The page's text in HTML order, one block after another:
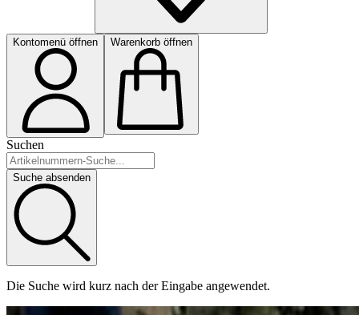
Kontomenü öffnen Warenkorb öffnen
Suchen
Suche absenden
Die Suche wird kurz nach der Eingabe angewendet.